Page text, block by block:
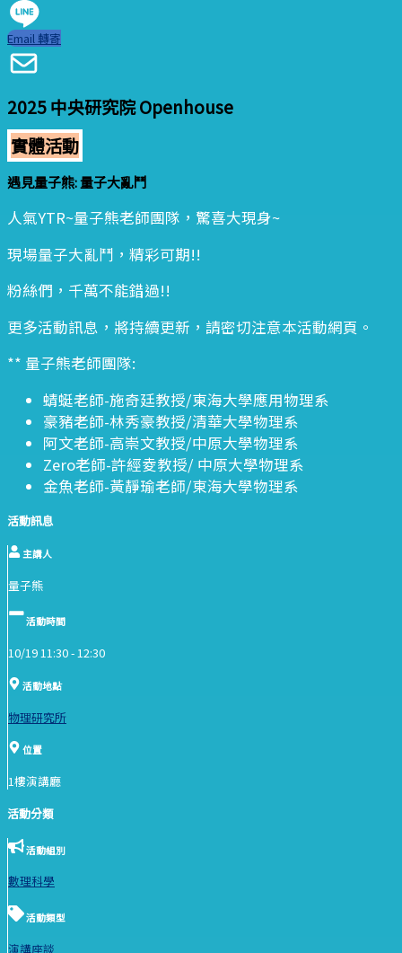
Email 轉寄
2025 中央研究院 Openhouse
實體活動
遇見量子熊: 量子大亂鬥
人氣YTR~量子熊老師團隊，驚喜大現身~
現場量子大亂鬥，精彩可期!!
粉絲們，千萬不能錯過!!
更多活動訊息，將持續更新，請密切注意本活動網頁。
** 量子熊老師團隊:
蜻蜓老師-施奇廷教授/東海大學應用物理系
豪豬老師-林秀豪教授/清華大學物理系
阿文老師-高崇文教授/中原大學物理系
Zero老師-許經夌教授/ 中原大學物理系
金魚老師-黃靜瑜老師/東海大學物理系
活動訊息
主講人
量子熊
活動時間
10/19 11:30 -12:30
活動地點
物理研究所
位置
1樓演講廳
活動分類
活動組別
數理科學
活動類型
演講座談